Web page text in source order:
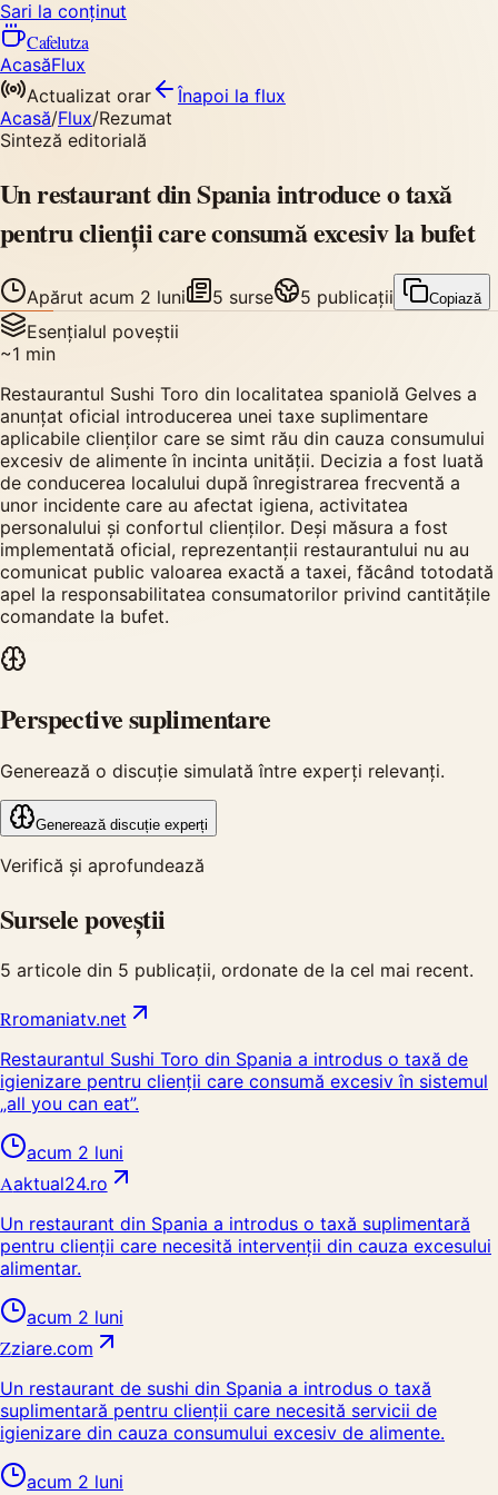
Sari la conținut
Cafelutza
AcasăFlux
Actualizat orar
Înapoi la flux
Acasă/Flux/Rezumat
Sinteză editorială
Un restaurant din Spania introduce o taxă
pentru clienții care consumă excesiv la bufet
Apărut acum 2 luni 5 surse 5 publicații Copiază
Esențialul poveștii
~1 min
Restaurantul Sushi Toro din localitatea spaniolă Gelves a
anunțat oficial introducerea unei taxe suplimentare
aplicabile clienților care se simt rău din cauza consumului
excesiv de alimente în incinta unității. Decizia a fost luată
de conducerea localului după înregistrarea frecventă a
unor incidente care au afectat igiena, activitatea
personalului și confortul clienților. Deși măsura a fost
implementată oficial, reprezentanții restaurantului nu au
comunicat public valoarea exactă a taxei, făcând totodată
apel la responsabilitatea consumatorilor privind cantitățile
comandate la bufet.
Perspective suplimentare
Generează o discuție simulată între experți relevanți.
Generează discuție experți
Verifică și aprofundează
Sursele poveștii
5 articole din 5 publicații, ordonate de la cel mai recent.
Rromaniatv.net
Restaurantul Sushi Toro din Spania a introdus o taxă de
igienizare pentru clienții care consumă excesiv în sistemul
„all you can eat”.
acum 2 luni
Aaktual24.ro
Un restaurant din Spania a introdus o taxă suplimentară
pentru clienții care necesită intervenții din cauza excesului
alimentar.
acum 2 luni
Zziare.com
Un restaurant de sushi din Spania a introdus o taxă
suplimentară pentru clienții care necesită servicii de
igienizare din cauza consumului excesiv de alimente.
acum 2 luni